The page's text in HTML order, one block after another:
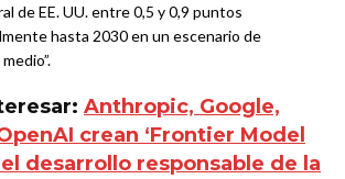
de EE. UU. entre 0,5 y 0,9 puntos
hasta 2030 en un escenario de
Anthropic, Google,
crean ‘Frontier Model
el desarrollo responsable de la